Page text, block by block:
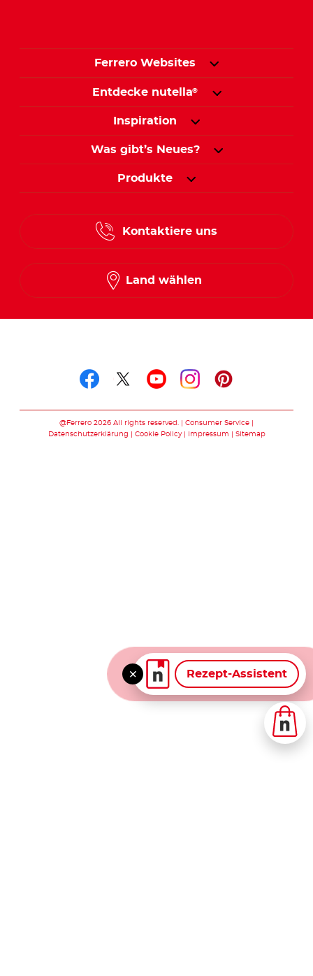
Rezept-Assistent
Ferrero Websites
Entdecke nutella®
Inspiration
Was gibt’s Neues?
Produkte
Kontaktiere uns
Land wählen
@Ferrero 2026 All rights reserved.
Consumer Service
Datenschutzerklärung
Cookie Policy Impressum Sitemap